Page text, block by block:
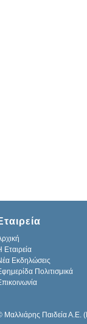
Εταιρεία
Εκδηλώσεις
Πολιτισμικά
Μαλλιάρης Παιδεία